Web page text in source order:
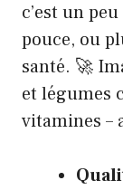
c’est un
pouce, ou
santé. 🚀
et légumes
vitamines –